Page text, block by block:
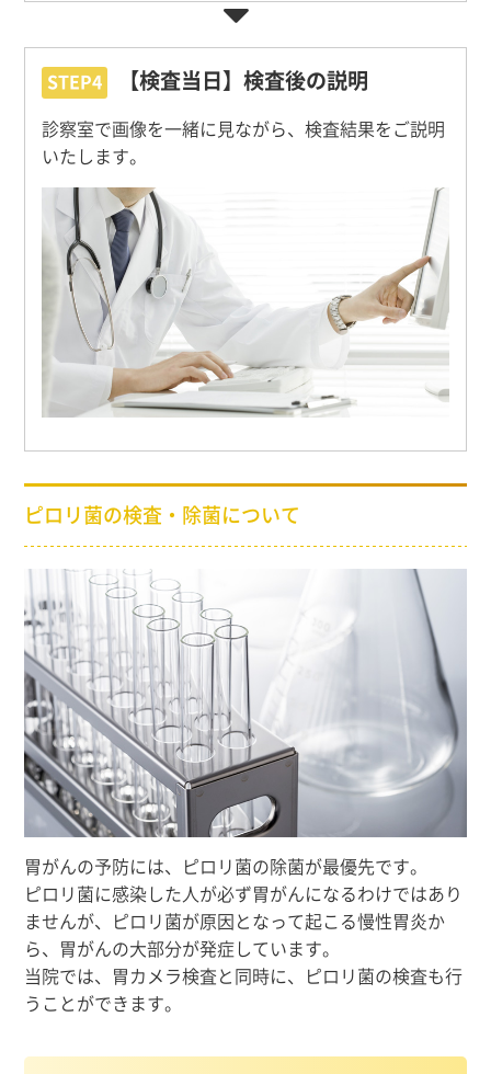
STEP4 【検査当日】検査後の説明
診察室で画像を一緒に見ながら、検査結果をご説明
いたします。
ピロリ菌の検査・除菌について
胃がんの予防には、ピロリ菌の除菌が最優先です。
ピロリ菌に感染した人が必ず胃がんになるわけではあり
ませんが、ピロリ菌が原因となって起こる慢性胃炎か
ら、胃がんの大部分が発症しています。
当院では、胃カメラ検査と同時に、ピロリ菌の検査も行
うことができます。